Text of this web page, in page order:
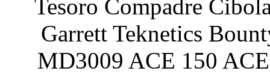
Tesoro Compadre
Garrett Teknetics
MD3009 ACE 150